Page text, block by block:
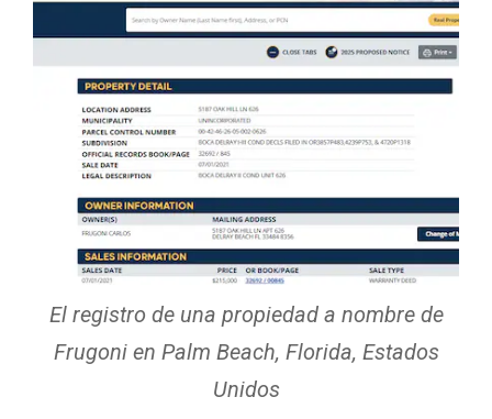
El registro de una propiedad a nombre de
Frugoni en Palm Beach, Florida, Estados
Unidos